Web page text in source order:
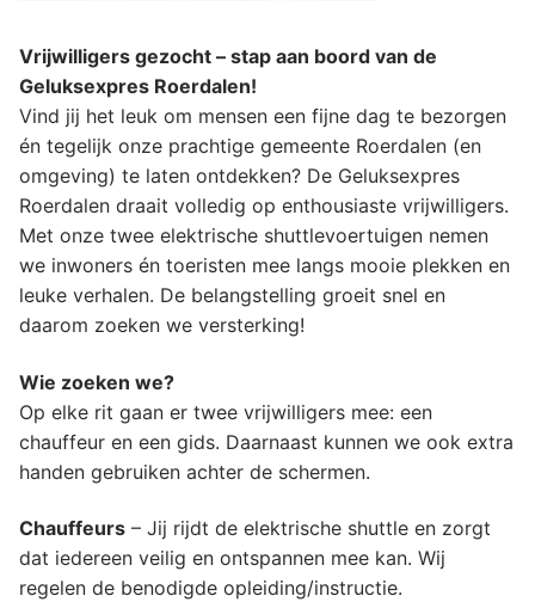
Vrijwilligers gezocht – stap aan boord van de
Geluksexpres Roerdalen!
Vind jij het leuk om mensen een fijne dag te bezorgen
én tegelijk onze prachtige gemeente Roerdalen (en
omgeving) te laten ontdekken? De Geluksexpres
Roerdalen draait volledig op enthousiaste vrijwilligers.
Met onze twee elektrische shuttlevoertuigen nemen
we inwoners én toeristen mee langs mooie plekken en
leuke verhalen. De belangstelling groeit snel en
daarom zoeken we versterking!
Wie zoeken we?
Op elke rit gaan er twee vrijwilligers mee: een
chauffeur en een gids. Daarnaast kunnen we ook extra
handen gebruiken achter de schermen.
Chauffeurs – Jij rijdt de elektrische shuttle en zorgt
dat iedereen veilig en ontspannen mee kan. Wij
regelen de benodigde opleiding/instructie.